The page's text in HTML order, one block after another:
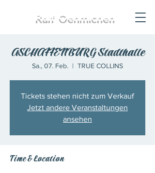
Ralf Oehmichen
ASCHAFFENBURG Stadthalle
Sa., 07. Feb.
  |
TRUE COLLINS
Tickets stehen nicht zum Verkauf
Jetzt andere Veranstaltungen
ansehen
Time & Location